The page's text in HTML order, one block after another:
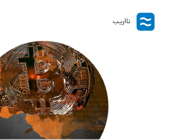
نااریب